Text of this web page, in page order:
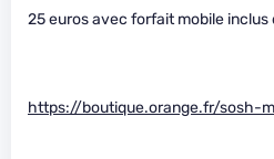
25 euros avec forfait mobile inclus
https://boutique.orange.fr/sosh-